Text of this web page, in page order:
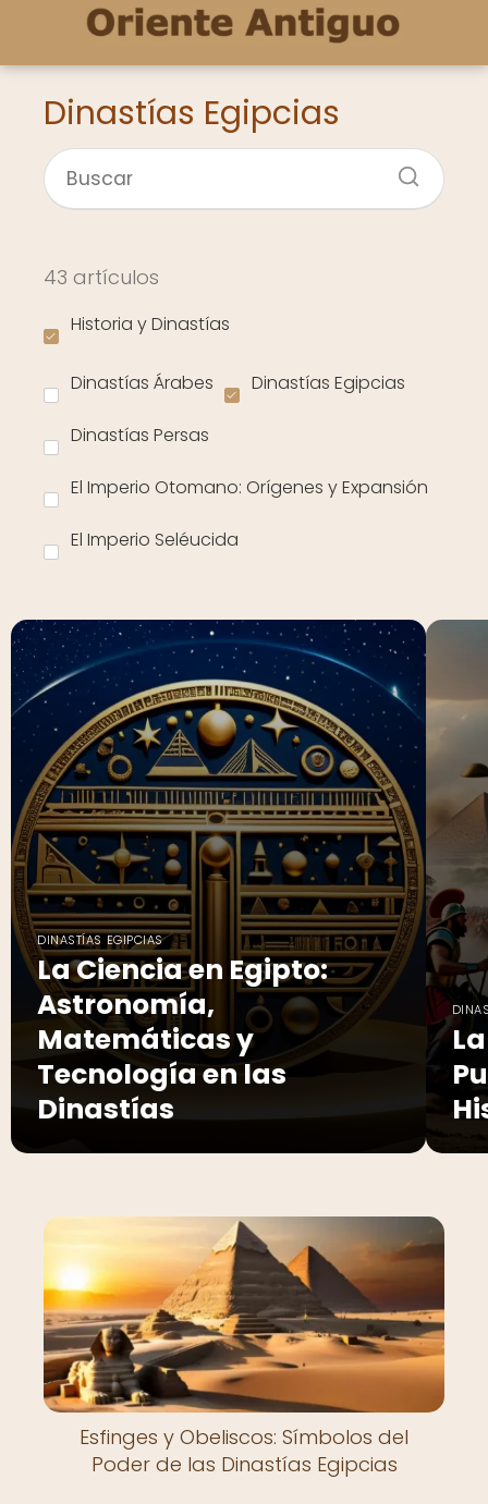
Dinastías Egipcias
43 artículos
Historia y Dinastías
Dinastías Árabes Dinastías Egipcias
Dinastías Persas
El Imperio Otomano: Orígenes y Expansión
El Imperio Seléucida
DINASTÍAS EGIPCIAS
La Ciencia en Egipto:
Astronomía,
Matemáticas y
Tecnología en las
Dinastías
Esfinges y Obeliscos: Símbolos del
Poder de las Dinastías Egipcias